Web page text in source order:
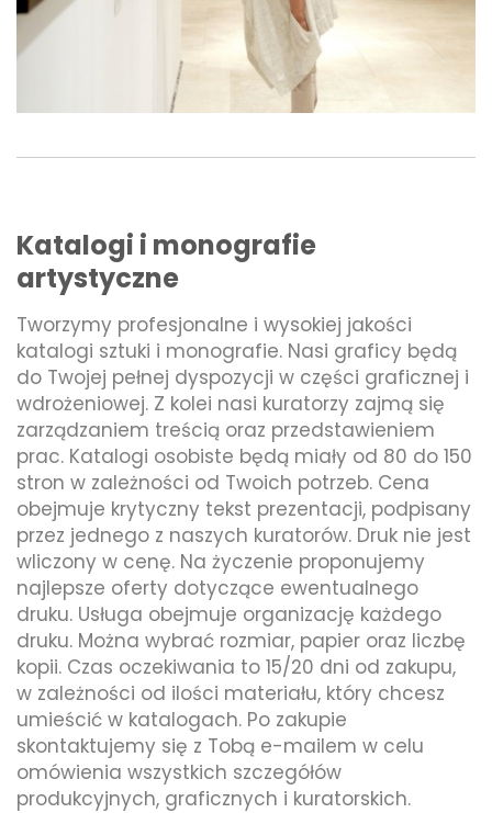
Katalogi i monografie
artystyczne
Tworzymy profesjonalne i wysokiej jakości
katalogi sztuki i monografie. Nasi graficy będą
do Twojej pełnej dyspozycji w części graficznej i
wdrożeniowej. Z kolei nasi kuratorzy zajmą się
zarządzaniem treścią oraz przedstawieniem
prac. Katalogi osobiste będą miały od 80 do 150
stron w zależności od Twoich potrzeb. Cena
obejmuje krytyczny tekst prezentacji, podpisany
przez jednego z naszych kuratorów. Druk nie jest
wliczony w cenę. Na życzenie proponujemy
najlepsze oferty dotyczące ewentualnego
druku. Usługa obejmuje organizację każdego
druku. Można wybrać rozmiar, papier oraz liczbę
kopii. Czas oczekiwania to 15/20 dni od zakupu,
w zależności od ilości materiału, który chcesz
umieścić w katalogach. Po zakupie
skontaktujemy się z Tobą e-mailem w celu
omówienia wszystkich szczegółów
produkcyjnych, graficznych i kuratorskich.